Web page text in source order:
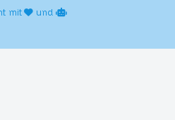
mit und